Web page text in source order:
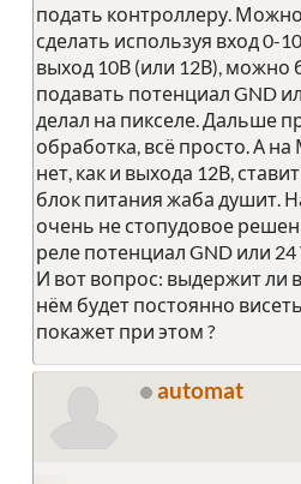
подать контроллеру. Можно
сделать используя вход 0-
выход 10В (или 12В), можно
подавать потенциал GND
делал на пикселе. Дальше
обработка, всё просто. А
нет, как и выхода 12В,
блок питания жаба душит.
очень не стопудовое
реле потенциал GND или 24
И вот вопрос: выдержит ли
нём будет постоянно
покажет при этом ?
automat